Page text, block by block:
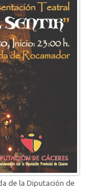
de la Diputación de